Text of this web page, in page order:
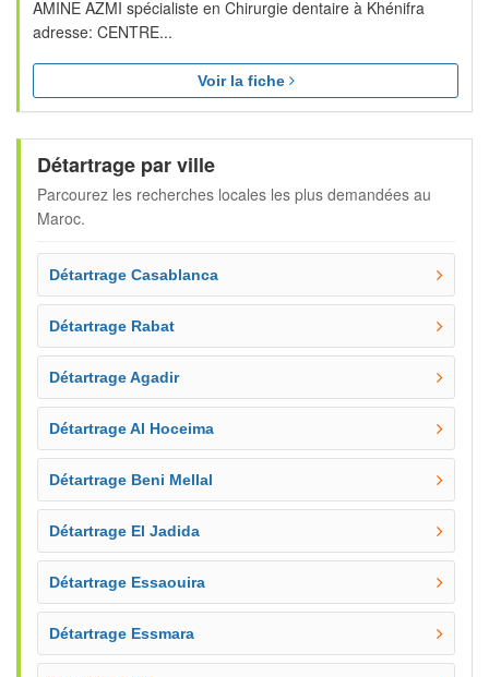
AMINE AZMI spécialiste en Chirurgie dentaire à Khénifra
adresse: CENTRE...
Voir la fiche
Détartrage par ville
Parcourez les recherches locales les plus demandées au
Maroc.
Détartrage Casablanca
Détartrage Rabat
Détartrage Agadir
Détartrage Al Hoceima
Détartrage Beni Mellal
Détartrage El Jadida
Détartrage Essaouira
Détartrage Essmara